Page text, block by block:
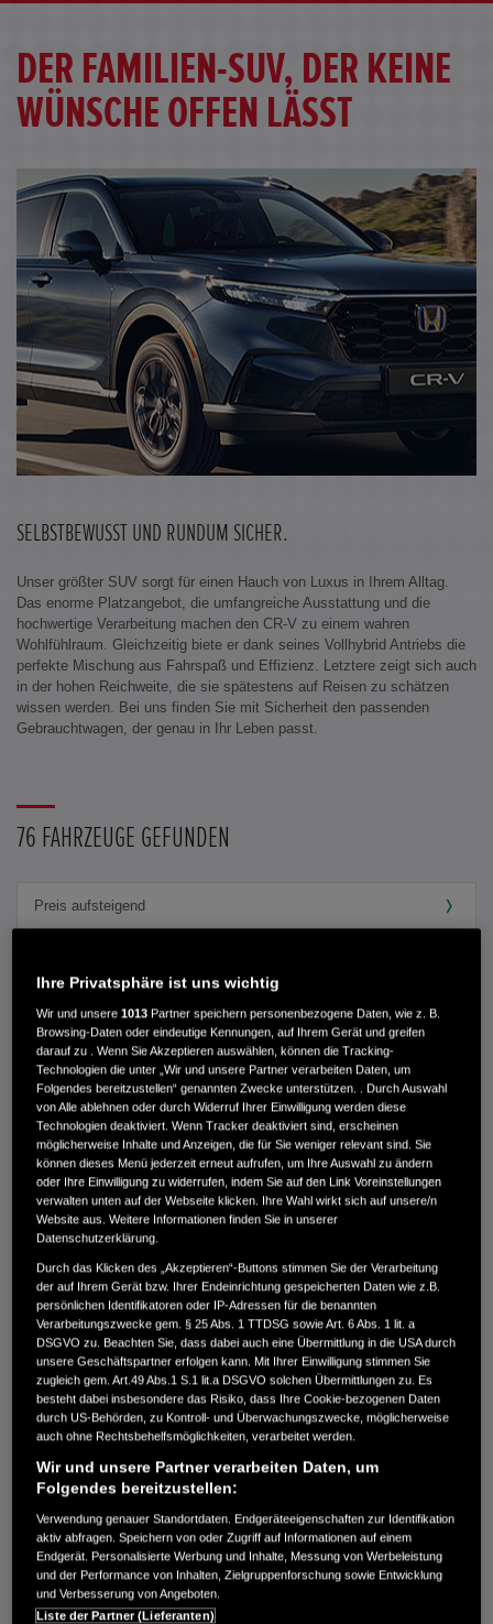
DER FAMILIEN-SUV, DER KEINE
Unser größter SUV sorgt für einen Hauch von Luxus in Ihrem Alltag.
Das enorme Platzangebot, die umfangreiche Ausstattung und die
hochwertige Verarbeitung machen den CR-V zu einem wahren
Wohlfühlraum. Gleichzeitig biete er dank seines Vollhybrid Antriebs die
perfekte Mischung aus Fahrspaß und Effizienz. Letztere zeigt sich auch
in der hohen Reichweite, die sie spätestens auf Reisen zu schätzen
wissen werden. Bei uns finden Sie mit Sicherheit den passenden
SUCHE ANPASSEN
HONDA CR-V HYBRID 2.0 I-MMD 2WD LIFESTYLE
MWST. NICHT AUSWEISBAR
21.970 €
Außenfarbe
Kraftstoffart
Benzin
Getriebe
Automatik
Türen
5
Leistung
Hubraum
Ihre Privatsphäre ist uns wichtig
Wir und unsere1013 Partner speichern personenbezogene Daten, wie z. B.
Browsing-Daten oder eindeutige Kennungen, auf Ihrem Gerät und greifen
darauf zu . Wenn Sie Akzeptieren auswählen, können die Tracking-
Technologien die unter „Wir und unsere Partner verarbeiten Daten, um
Folgendes bereitzustellen“ genannten Zwecke unterstützen. . Durch Auswahl
von Alle ablehnen oder durch Widerruf Ihrer Einwilligung werden diese
Technologien deaktiviert. Wenn Tracker deaktiviert sind, erscheinen
möglicherweise Inhalte und Anzeigen, die für Sie weniger relevant sind. Sie
können dieses Menü jederzeit erneut aufrufen, um Ihre Auswahl zu ändern
oder Ihre Einwilligung zu widerrufen, indem Sie auf den Link Voreinstellungen
verwalten unten auf der Webseite klicken. Ihre Wahl wirkt sich auf unsere/n
Website aus. Weitere Informationen finden Sie in unserer
Datenschutzerklärung.
Durch das Klicken des „Akzeptieren“-Buttons stimmen Sie der Verarbeitung
der auf Ihrem Gerät bzw. Ihrer Endeinrichtung gespeicherten Daten wie z.B.
persönlichen Identifikatoren oder IP-Adressen für die benannten
Verarbeitungszwecke gem. § 25 Abs. 1 TTDSG sowie Art. 6 Abs. 1 lit. a
DSGVO zu. Beachten Sie, dass dabei auch eine Übermittlung in die USA durch
unsere Geschäftspartner erfolgen kann. Mit Ihrer Einwilligung stimmen Sie
zugleich gem. Art.49 Abs.1 S.1 lit.a DSGVO solchen Übermittlungen zu. Es
besteht dabei insbesondere das Risiko, dass Ihre Cookie-bezogenen Daten
durch US-Behörden, zu Kontroll- und Überwachungszwecke, möglicherweise
auch ohne Rechtsbehelfsmöglichkeiten, verarbeitet werden.
Wir und unsere Partner verarbeiten Daten, um
Folgendes bereitzustellen:
Verwendung genauer Standortdaten. Endgeräteeigenschaften zur Identifikation
aktiv abfragen. Speichern von oder Zugriff auf Informationen auf einem
Endgerät. Personalisierte Werbung und Inhalte, Messung von Werbeleistung
und der Performance von Inhalten, Zielgruppenforschung sowie Entwicklung
und Verbesserung von Angeboten.
Liste der Partner (Lieferanten)